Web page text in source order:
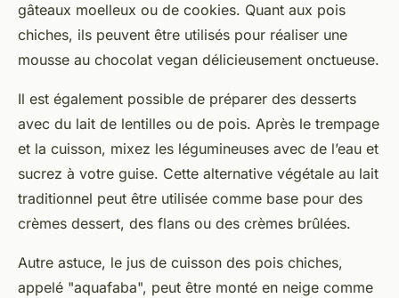
gâteaux moelleux ou de cookies. Quant aux pois
chiches, ils peuvent être utilisés pour réaliser une
mousse au chocolat vegan délicieusement onctueuse.
Il est également possible de préparer des desserts
avec du lait de lentilles ou de pois. Après le trempage
et la cuisson, mixez les légumineuses avec de l’eau et
sucrez à votre guise. Cette alternative végétale au lait
traditionnel peut être utilisée comme base pour des
crèmes dessert, des flans ou des crèmes brûlées.
Autre astuce, le jus de cuisson des pois chiches,
appelé "aquafaba", peut être monté en neige comme